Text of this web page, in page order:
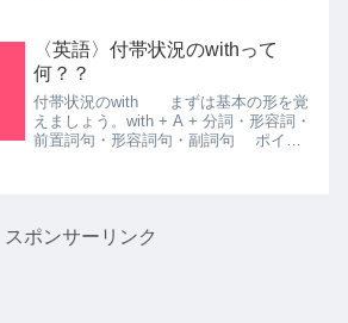
また例外事項もたくさんあるので、ここ
で一気にまとめ...
〈英語〉付帯状況のwithって
何？？
付帯状況のwith まずは基本の形を覚
えましょう。with + A + 分詞・形容詞・
前置詞句・形容詞句・副詞句 ポイン
スポンサーリンク